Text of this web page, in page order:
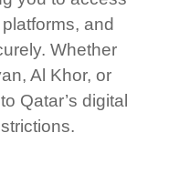
and
Whether
Al Khor, or
Qatar’s digital